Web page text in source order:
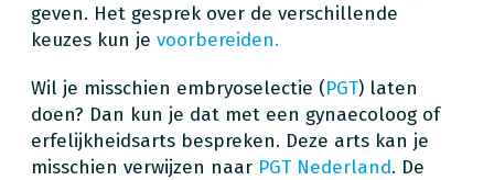
geven. Het gesprek over de verschillende
keuzes kun je voorbereiden.
Wil je misschien embryoselectie (PGT) laten
doen? Dan kun je dat met een gynaecoloog of
erfelijkheidsarts bespreken. Deze arts kan je
misschien verwijzen naar PGT Nederland. De